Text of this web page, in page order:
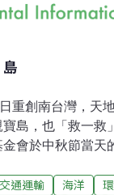
重創南台灣，天
島，也「救一救
會於中秋節當天
的沉淪有更立體的
交通運輸 海洋